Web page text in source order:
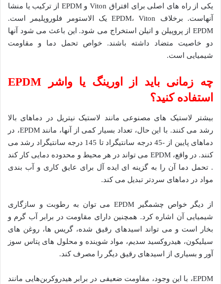
یکی از راه های اصلی برای افتراق Viton و EPDM از ترکیب یا منشا
آنهاست. برخلاف EPDM، Viton یک الاستومر فلوروپلیمر است.
EPDM از پروپیلن و اتیلن استخراج می شود. این باعث می شود آنها
دو خاصیت متضاد داشته باشند. خواص تحمل دما و مقاومت
شیمیایی است.
چه زمانی باید از اورینگ یا واشر EPDM
استفاده کنید؟
بیشتر لاستیک های مصنوعی مانند لاستیک نیتریل در دماهای بالا
رشد می کنند. با این حال، تعداد بسیار کمی از آنها، مانند EPDM، در
دماهای پایین از -45 درجه سانتیگراد تا 145 درجه سانتیگراد رشد می
کنند. در واقع، EPDM می تواند در هر محیط و محدوده دمایی کار کند
. تحمل دما آن را به گزینه ای ایده آل برای عایق کاری و آب بندی
مواد در دماهای سردتر تبدیل می کند.
از دیگر خواص چشمگیر EPDM می توان به رطوبت و سازگاری
شیمیایی آن اشاره کرد. همچنین دارای مقاومت در برابر آب گرم و
بخار است و می تواند اسیدهای رقیق شده، گریس ها، روغن های
سیلیکون، هیدروکسید سدیم، مواد شوینده و محلول های پتاس سوز
آور و بسیاری از اسیدهای رقیق دیگر را مصرف کند.
EPDM، با این وجود، مقاومت ضعیفی در برابر هیدروکربن‌هایی مانند